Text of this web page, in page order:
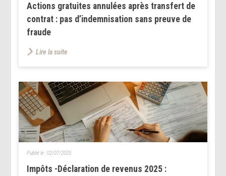
Actions gratuites annulées après transfert de
contrat : pas d’indemnisation sans preuve de
fraude
Lire la suite
Impôts -Déclaration de revenus 2025 :
Publié le :02/07/2025